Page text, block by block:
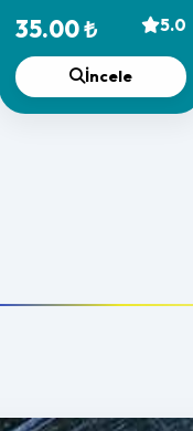
35.00 ₺ 5.0
İncele